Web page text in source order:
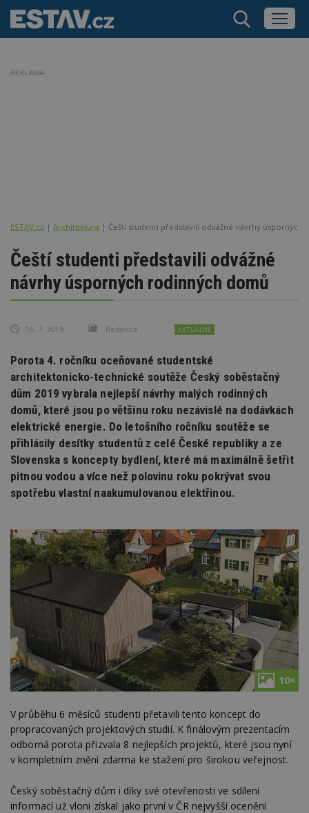
REKLAMA
ESTAV.cz Architektura Čeští studenti představili odvážné návrhy úsporných
Čeští studenti představili odvážné
návrhy úsporných rodinných domů
16. 7. 2019 Redakce AKTUÁLNĚ
Porota 4. ročníku oceňované studentské
architektonicko-technické soutěže Český soběstačný
dům 2019 vybrala nejlepší návrhy malých rodinných
domů, které jsou po většinu roku nezávislé na dodávkách
elektrické energie. Do letošního ročníku soutěže se
přihlásily desítky studentů z celé České republiky a ze
Slovenska s koncepty bydlení, které má maximálně šetřit
pitnou vodou a více než polovinu roku pokrývat svou
spotřebu vlastní naakumulovanou elektřinou.
10×
V průběhu 6 měsíců studenti přetavili tento koncept do
propracovaných projektových studií. K finálovým prezentacím
odborná porota přizvala 8 nejlepších projektů, které jsou nyní
v kompletním znění zdarma ke stažení pro širokou veřejnost.
Český soběstačný dům i díky své otevřenosti ve sdílení
informací už vloni získal jako první v ČR nejvyšší ocenění